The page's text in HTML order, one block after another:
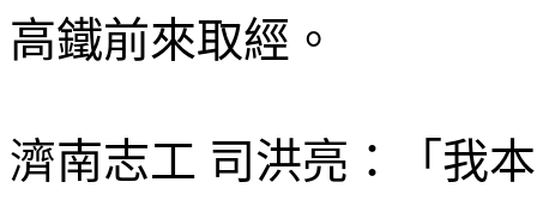
高鐵前來取經。
濟南志工 司洪亮：「我